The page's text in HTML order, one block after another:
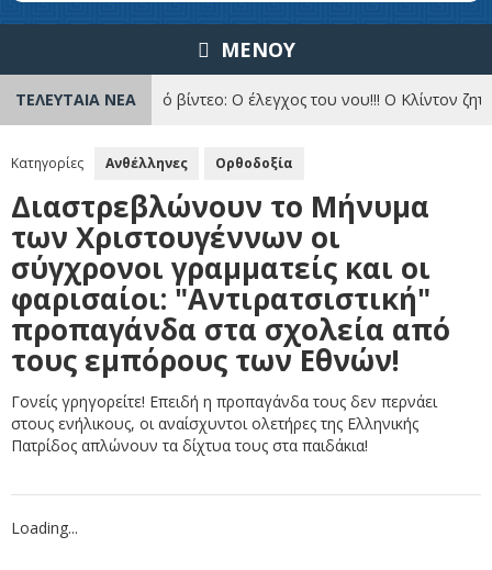
ΜΕΝΟΥ
ΤΕΛΕΥΤΑΙΑ ΝΕΑ
Ανατριχιαστικό βίντεο: Ο έλεγχος του νου!!! Ο Κλίντον
Κατηγορίες Ανθέλληνες Ορθοδοξία
Διαστρεβλώνουν το Μήνυμα
των Χριστουγέννων οι
σύγχρονοι γραμματείς και οι
φαρισαίοι: "Αντιρατσιστική"
προπαγάνδα στα σχολεία από
τους εμπόρους των Εθνών!
Γονείς γρηγορείτε! Επειδή η προπαγάνδα τους δεν περνάει
στους ενήλικους, οι αναίσχυντοι ολετήρες της Ελληνικής
Πατρίδος απλώνουν τα δίχτυα τους στα παιδάκια!
Loading...